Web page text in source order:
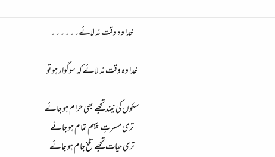
خدا وہ وقت نہ لائے۔۔۔۔۔۔
خدا وہ وقت نہ لائے کہ سوگوار ہو تو
سکوں کی نیند تجھے بھی حرام ہو جائے
تری مسرتِ پیہم تمام ہو جائے
تری حیات تجھے تلخ جام ہو جائے